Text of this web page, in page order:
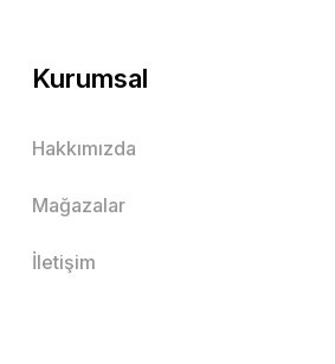
Kurumsal
Hakkımızda
Mağazalar
İletişim